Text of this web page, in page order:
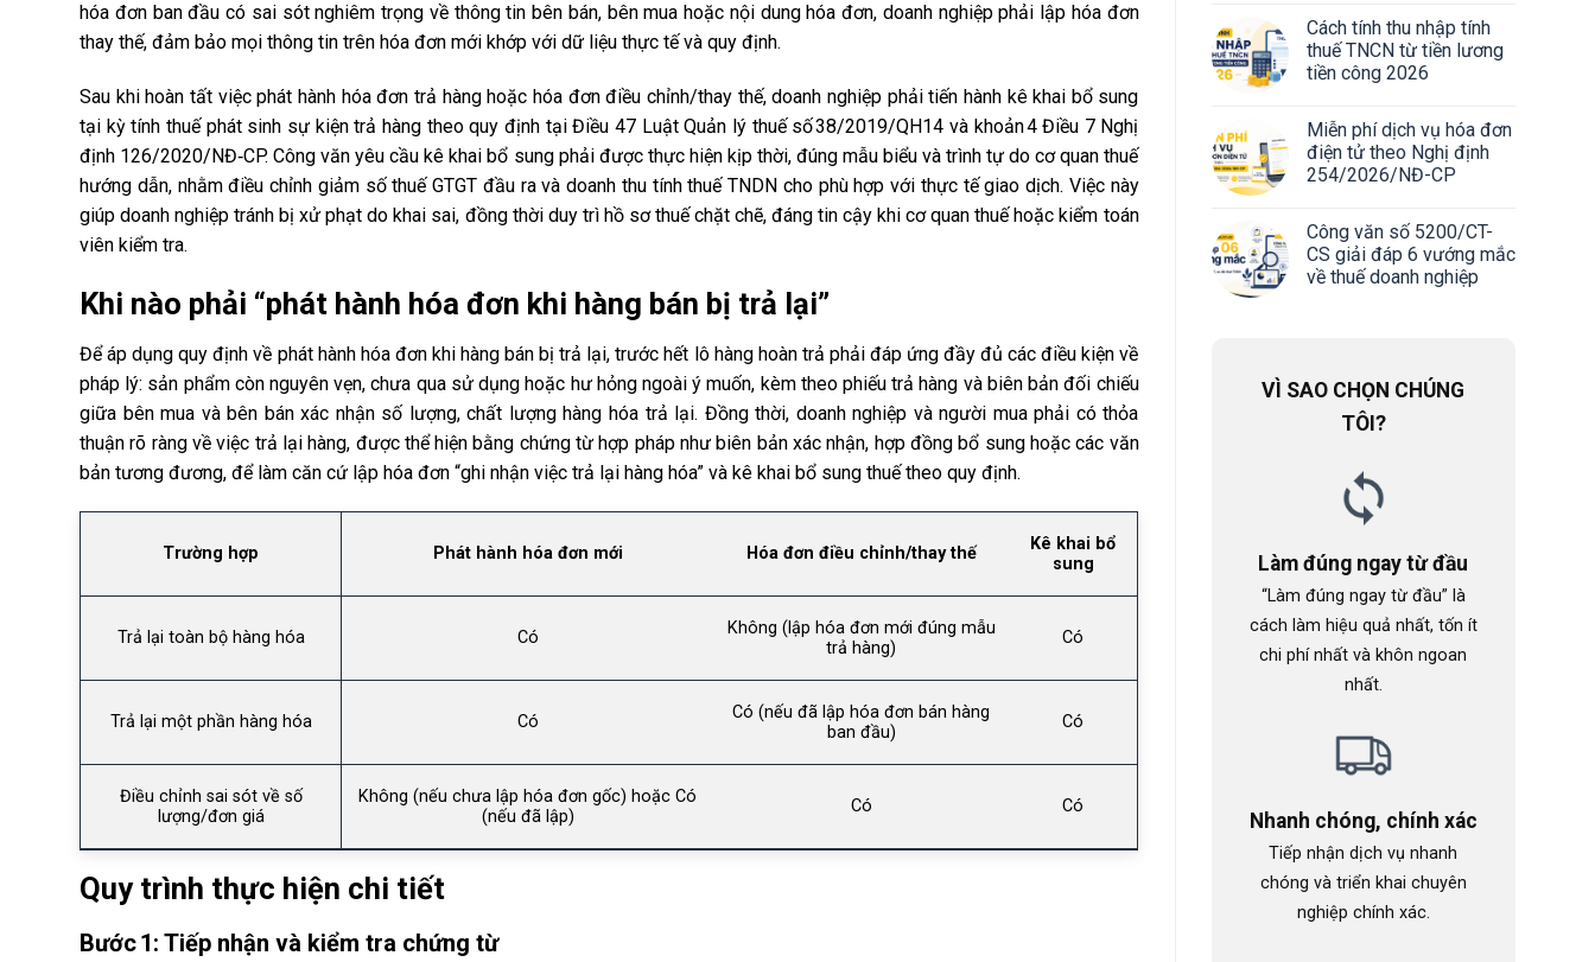
hóa đơn ban đầu có sai sót nghiêm trọng về thông tin bên bán, bên mua hoặc nội dung hóa đơn, doanh nghiệp phải lập hóa đơn
thay thế, đảm bảo mọi thông tin trên hóa đơn mới khớp với dữ liệu thực tế và quy định.
Sau khi hoàn tất việc phát hành hóa đơn trả hàng hoặc hóa đơn điều chỉnh/thay thế, doanh nghiệp phải tiến hành kê khai bổ sung
tại kỳ tính thuế phát sinh sự kiện trả hàng theo quy định tại Điều 47 Luật Quản lý thuế số 38/2019/QH14 và khoản 4 Điều 7 Nghị
định 126/2020/NĐ‑CP. Công văn yêu cầu kê khai bổ sung phải được thực hiện kịp thời, đúng mẫu biểu và trình tự do cơ quan thuế
hướng dẫn, nhằm điều chỉnh giảm số thuế GTGT đầu ra và doanh thu tính thuế TNDN cho phù hợp với thực tế giao dịch. Việc này
giúp doanh nghiệp tránh bị xử phạt do khai sai, đồng thời duy trì hồ sơ thuế chặt chẽ, đáng tin cậy khi cơ quan thuế hoặc kiểm toán
viên kiểm tra.
Khi nào phải “phát hành hóa đơn khi hàng bán bị trả lại”
Để áp dụng quy định về phát hành hóa đơn khi hàng bán bị trả lại, trước hết lô hàng hoàn trả phải đáp ứng đầy đủ các điều kiện về
pháp lý: sản phẩm còn nguyên vẹn, chưa qua sử dụng hoặc hư hỏng ngoài ý muốn, kèm theo phiếu trả hàng và biên bản đối chiếu
giữa bên mua và bên bán xác nhận số lượng, chất lượng hàng hóa trả lại. Đồng thời, doanh nghiệp và người mua phải có thỏa
thuận rõ ràng về việc trả lại hàng, được thể hiện bằng chứng từ hợp pháp như biên bản xác nhận, hợp đồng bổ sung hoặc các văn
bản tương đương, để làm căn cứ lập hóa đơn “ghi nhận việc trả lại hàng hóa” và kê khai bổ sung thuế theo quy định.
Trường hợp Phát hành hóa đơn mới Hóa đơn điều chỉnh/thay thế
Kê khai bổ
sung
Trả lại toàn bộ hàng hóa Có
Không (lập hóa đơn mới đúng mẫu
trả hàng)
Có
Trả lại một phần hàng hóa Có
Có (nếu đã lập hóa đơn bán hàng
ban đầu)
Có
Điều chỉnh sai sót về số
lượng/đơn giá
Không (nếu chưa lập hóa đơn gốc) hoặc Có
(nếu đã lập)
Có Có
Quy trình thực hiện chi tiết
Bước 1: Tiếp nhận và kiểm tra chứng từ
Cách tính thu nhập tính
thuế TNCN từ tiền lương
tiền công 2026
Miễn phí dịch vụ hóa đơn
điện tử theo Nghị định
254/2026/NĐ-CP
Công văn số 5200/CT-
CS giải đáp 6 vướng mắc
về thuế doanh nghiệp
VÌ SAO CHỌN CHÚNG
TÔI?
Làm đúng ngay từ đầu
“Làm đúng ngay từ đầu” là
cách làm hiệu quả nhất, tốn ít
chi phí nhất và khôn ngoan
nhất.
Nhanh chóng, chính xác
Tiếp nhận dịch vụ nhanh
chóng và triển khai chuyên
nghiệp chính xác.